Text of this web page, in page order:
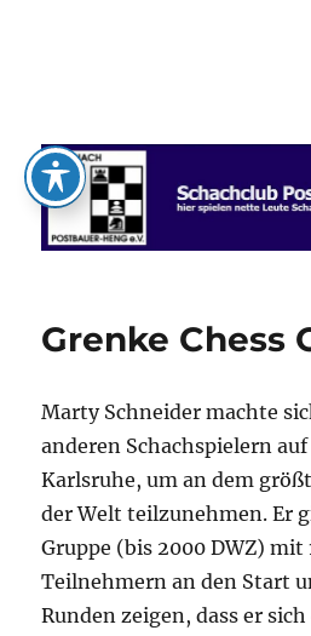
Schachclub
Grenke Chess
Marty Schneider machte
anderen Schachspielern
Karlsruhe, um an dem
der Welt teilzunehmen. Er
Gruppe (bis 2000 DWZ) mit
Teilnehmern an den Start
Runden zeigen, dass er